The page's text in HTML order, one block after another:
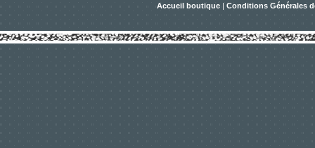
Accueil boutique | Conditions Générales